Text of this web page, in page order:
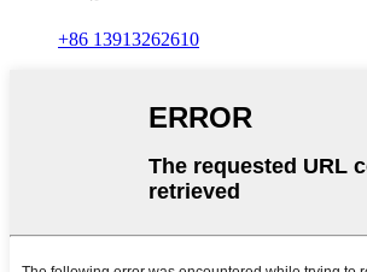
+86 13913262610